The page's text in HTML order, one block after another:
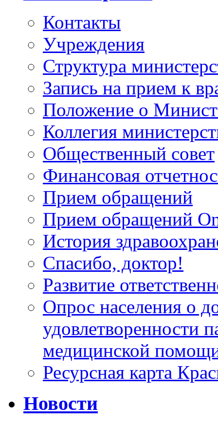
Контакты
Учреждения
Структура
Запись на прием к
Положение о
Коллегия
Общественный совет
Финансовая
Прием обращений
Прием обращений
История
Спасибо, доктор!
Развитие
Опрос населения о
удовлетворенности
медицинской
Ресурсная карта
Новости